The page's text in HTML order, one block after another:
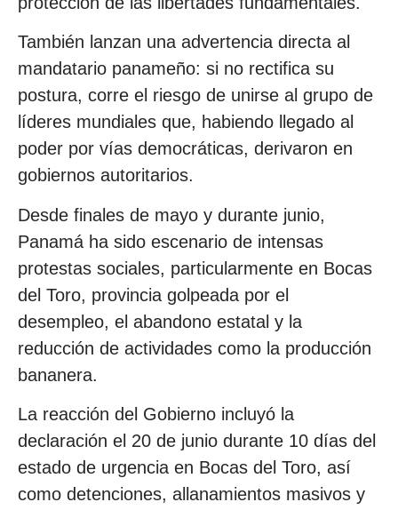
También lanzan una advertencia directa al
mandatario panameño: si no rectifica su
postura, corre el riesgo de unirse al grupo de
líderes mundiales que, habiendo llegado al
poder por vías democráticas, derivaron en
gobiernos autoritarios.
Desde finales de mayo y durante junio,
Panamá ha sido escenario de intensas
protestas sociales, particularmente en Bocas
del Toro, provincia golpeada por el
desempleo, el abandono estatal y la
reducción de actividades como la producción
bananera.
La reacción del Gobierno incluyó la
declaración el 20 de junio durante 10 días del
estado de urgencia en Bocas del Toro, así
como detenciones, allanamientos masivos y